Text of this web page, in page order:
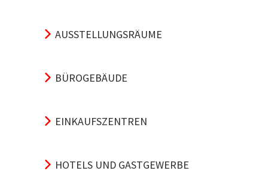
AUSSTELLUNGSRÄUME
BÜROGEBÄUDE
EINKAUFSZENTREN
HOTELS UND GASTGEWERBE